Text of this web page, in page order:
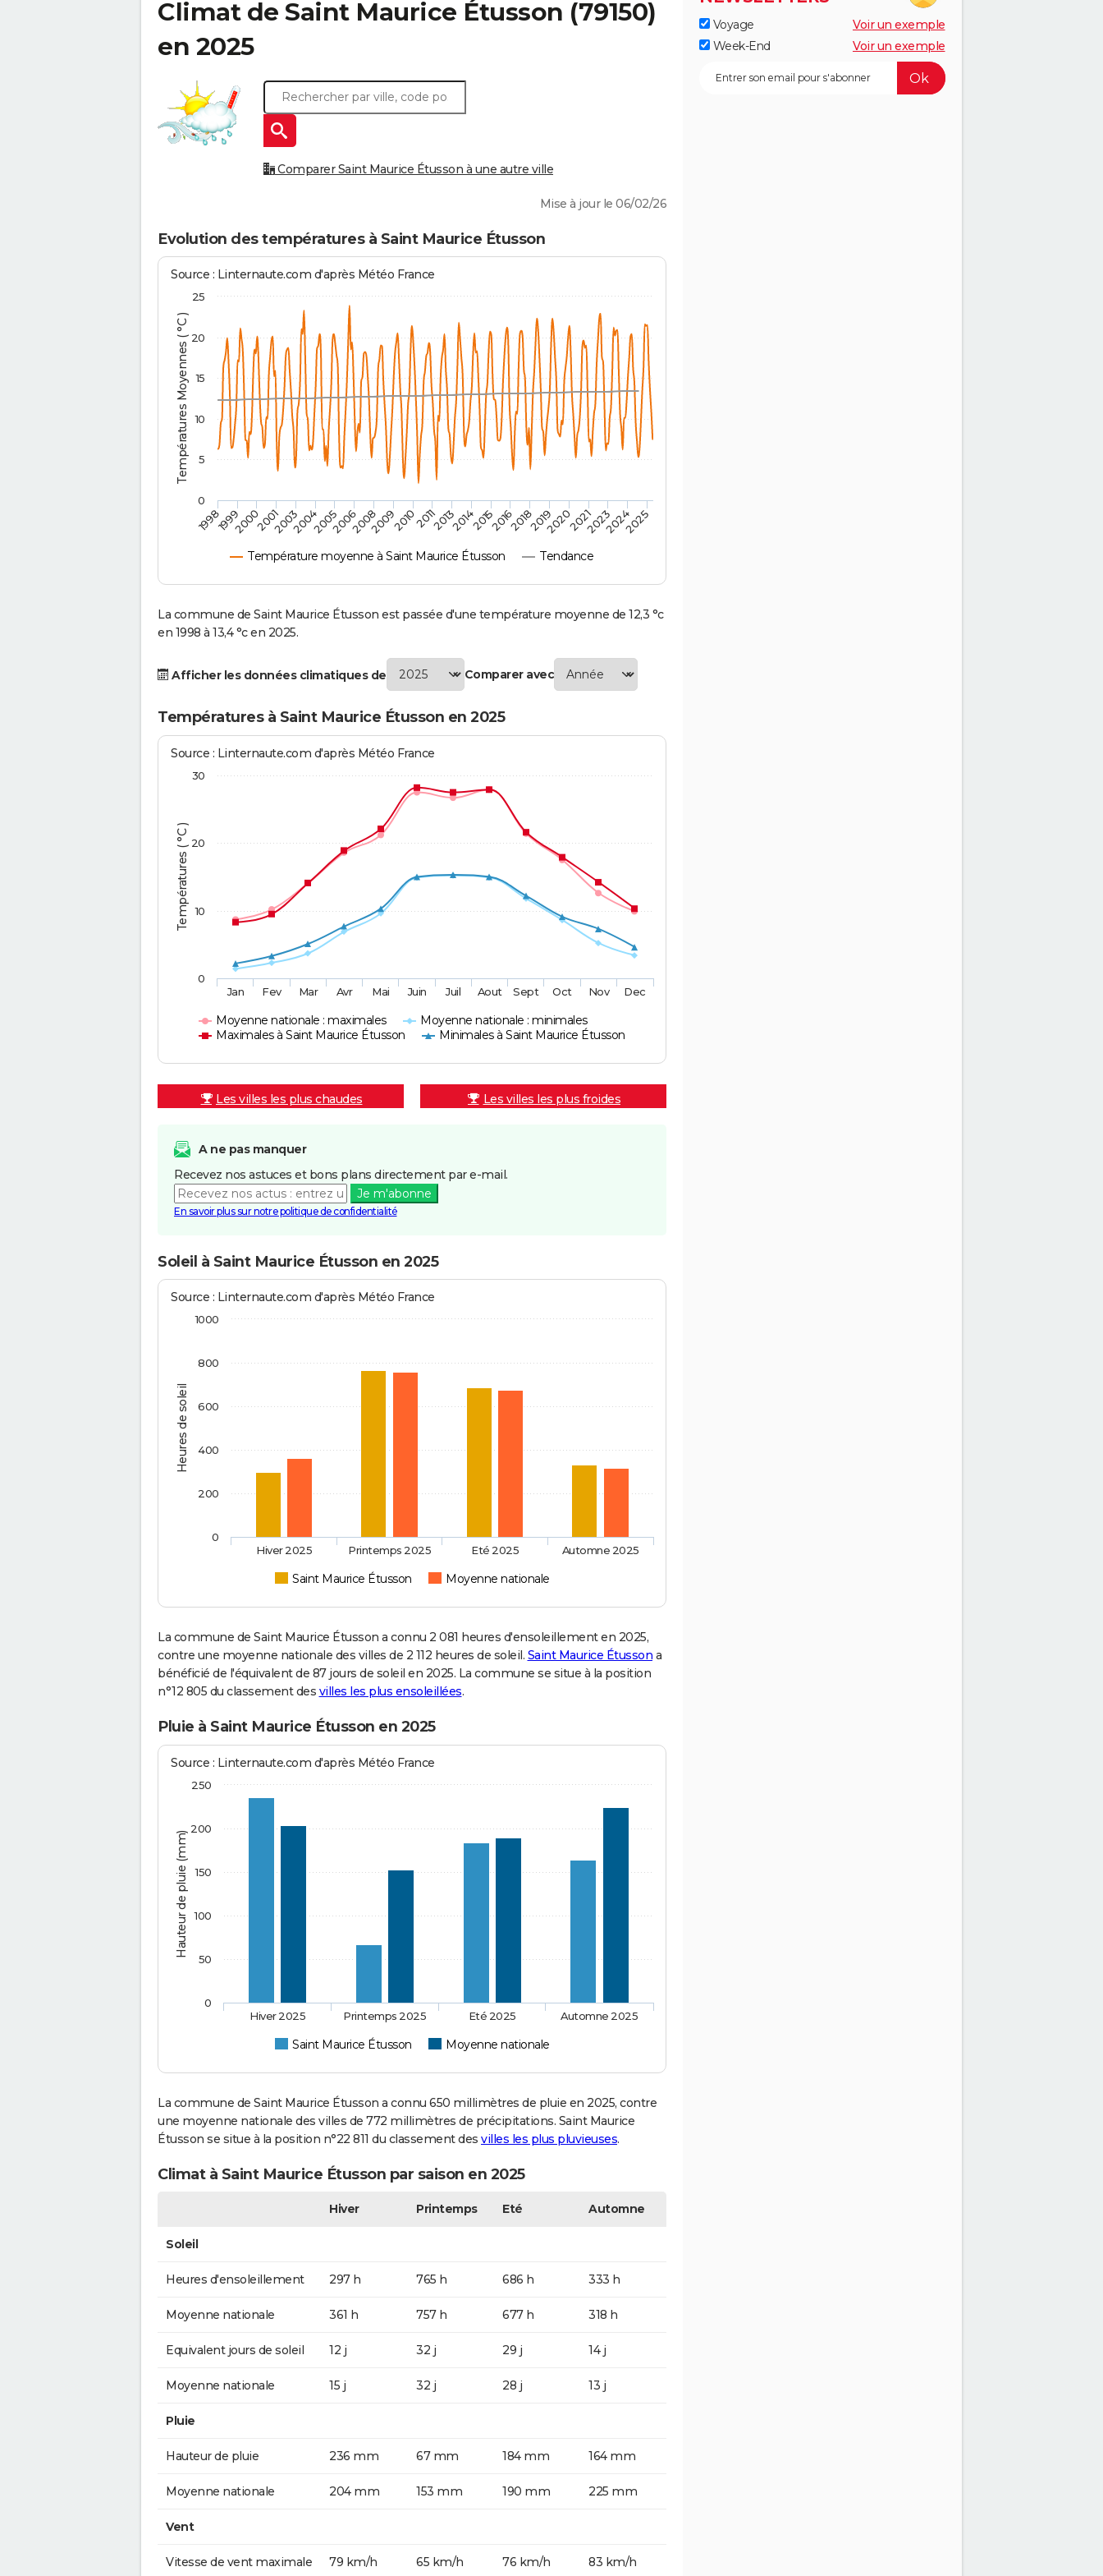
Climat de Saint Maurice Étusson (79150)
en 2025
Comparer Saint Maurice Étusson à une autre ville
Mise à jour le 06/02/26
Evolution des températures à Saint Maurice Étusson
Températures Moyennes ( °C )
Source : Linternaute.com d'après Météo France
Température moyenne à Saint Maurice Étusson Tendance
1998 2014
199920002001200320042005200620082009201020112013 201520162018201920202021202320242025
0
5
10
15
20
25
La commune de Saint Maurice Étusson est passée d'une température moyenne de 12,3 °c
en 1998 à 13,4 °c en 2025.
Afficher les données climatiques de Comparer avec
Températures à Saint Maurice Étusson en 2025
Températures ( °C )
Source : Linternaute.com d'après Météo France
Moyenne nationale : maximales
Moyenne nationale : minimales
Maximales à Saint Maurice Étusson
Minimales à Saint Maurice Étusson
Jan Fev Mar Avr Mai Juin Juil Aout Sept Oct Nov Dec
0
10
20
30
Les villes les plus chaudes Les villes les plus froides
A ne pas manquer
Recevez nos astuces et bons plans directement par e-mail.
Je m'abonne
En savoir plus sur notre politique de confidentialité
Soleil à Saint Maurice Étusson en 2025
Heures de soleil
Source : Linternaute.com d'après Météo France
Saint Maurice Étusson Moyenne nationale
Hiver 2025 Printemps 2025 Eté 2025 Automne 2025
0
200
400
600
800
1000
La commune de Saint Maurice Étusson a connu 2 081 heures d'ensoleillement en 2025,
contre une moyenne nationale des villes de 2 112 heures de soleil. Saint Maurice Étusson a
bénéficié de l'équivalent de 87 jours de soleil en 2025. La commune se situe à la position
n°12 805 du classement des villes les plus ensoleillées.
Pluie à Saint Maurice Étusson en 2025
Hauteur de pluie (mm)
Source : Linternaute.com d'après Météo France
Saint Maurice Étusson Moyenne nationale
Hiver 2025 Printemps 2025 Eté 2025 Automne 2025
0
50
100
150
200
250
La commune de Saint Maurice Étusson a connu 650 millimètres de pluie en 2025, contre
une moyenne nationale des villes de 772 millimètres de précipitations. Saint Maurice
Étusson se situe à la position n°22 811 du classement des villes les plus pluvieuses.
Climat à Saint Maurice Étusson par saison en 2025
Hiver Printemps Eté Automne
Soleil
Heures d'ensoleillement 297 h 765 h 686 h 333 h
Moyenne nationale 361 h 757 h 677 h 318 h
Equivalent jours de soleil 12 j 32 j 29 j 14 j
Moyenne nationale 15 j 32 j 28 j 13 j
Pluie
Hauteur de pluie 236 mm 67 mm 184 mm 164 mm
Moyenne nationale 204 mm 153 mm 190 mm 225 mm
Vent
Vitesse de vent maximale 79 km/h 65 km/h 76 km/h 83 km/h
Voyage
Voir un exemple
Week-End
Voir un exemple